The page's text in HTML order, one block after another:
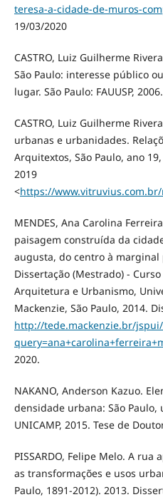
teresa-a-cidade-de-muros-
19/03/2020
CASTRO, Luiz Guilherme
São Paulo: interesse público
lugar. São Paulo: FAUUSP,
CASTRO, Luiz Guilherme
urbanas e urbanidades.
Arquitextos, São Paulo, ano
2019
<https://
MENDES, Ana Carolina
paisagem construída da
augusta, do centro à marginal
Dissertação (Mestrado) -
Arquitetura e Urbanismo,
Mackenzie, São Paulo, 2014.
http://tede.mackenzie.br/
2020.
NAKANO, Anderson Kazuo.
densidade urbana: São Paulo,
UNICAMP, 2015. Tese de
PISSARDO, Felipe Melo. A
as transformações e usos
Paulo, 1891-2012). 2013.